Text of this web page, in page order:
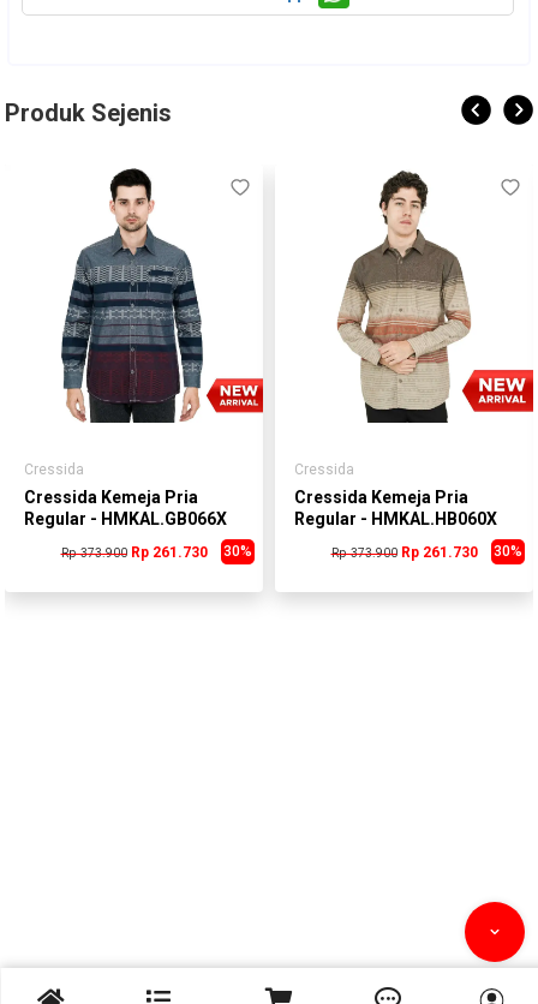
Produk Sejenis
Cressida
Cressida Kemeja Pria
Regular - HMKAL.GB066X
Rp 373.900 30%
Rp 261.730
Cressida
Cressida Kemeja Pria
Regular - HMKAL.HB060X
Rp 373.900 30%
Rp 261.730